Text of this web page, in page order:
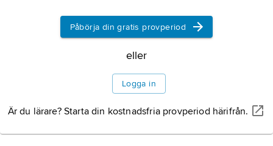
Påbörja din gratis provperiod
eller
Logga in
Är du lärare? Starta din kostnadsfria provperiod härifrån.